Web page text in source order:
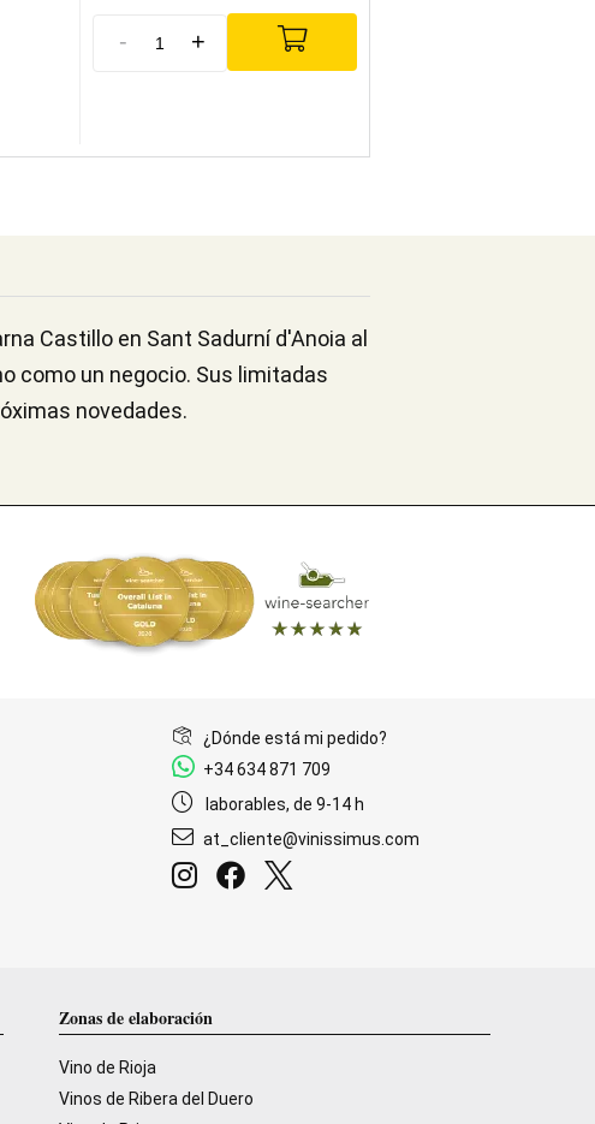
- +
Castillo en Sant Sadurní d'Anoia al
como un negocio. Sus limitadas
novedades.
¿Dónde está mi pedido?
+34 634 871 709
laborables, de 9-14 h
at_cliente@vinissimus.com
Zonas de elaboración
Vino de Rioja
Vinos de Ribera del Duero